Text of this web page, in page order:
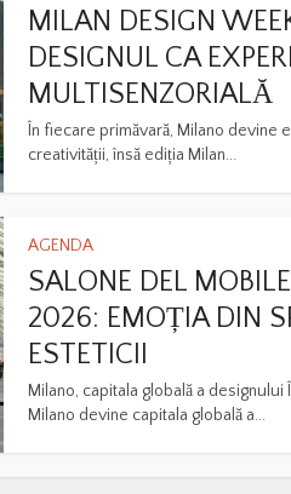
MILAN DESIGN
DESIGNUL CA
MULTISENZORIALĂ
În fiecare primăvară, Milano devine
creativității, însă ediția Milan...
AGENDA
SALONE DEL
2026: EMOȚIA DIN
ESTETICII
Milano, capitala globală a designului
Milano devine capitala globală a...